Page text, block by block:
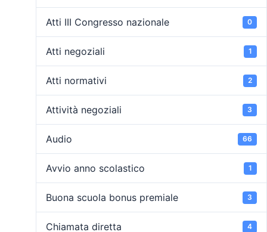
Atti III Congresso nazionale 0
Atti negoziali 1
Atti normativi 2
Attività negoziali 3
Audio 66
Avvio anno scolastico 1
Buona scuola bonus premiale 3
Chiamata diretta 4